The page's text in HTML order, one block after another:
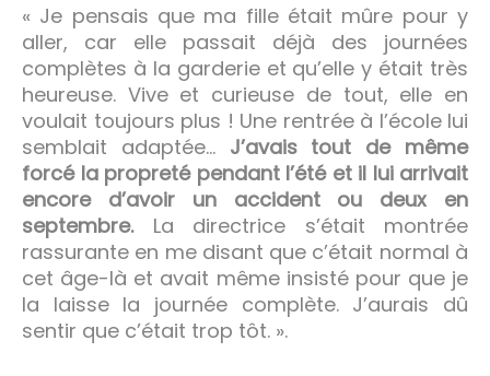
« Je pensais que ma fille était mûre pour y
aller, car elle passait déjà des journées
complètes à la garderie et qu’elle y était très
heureuse. Vive et curieuse de tout, elle en
voulait toujours plus ! Une rentrée à l’école lui
semblait adaptée… J’avais tout de même
forcé la propreté pendant l’été et il lui arrivait
encore d’avoir un accident ou deux en
septembre.La directrice s’était montrée
rassurante en me disant que c’était normal à
cet âge-là et avait même insisté pour que je
la laisse la journée complète. J’aurais dû
sentir que c’était trop tôt. ».